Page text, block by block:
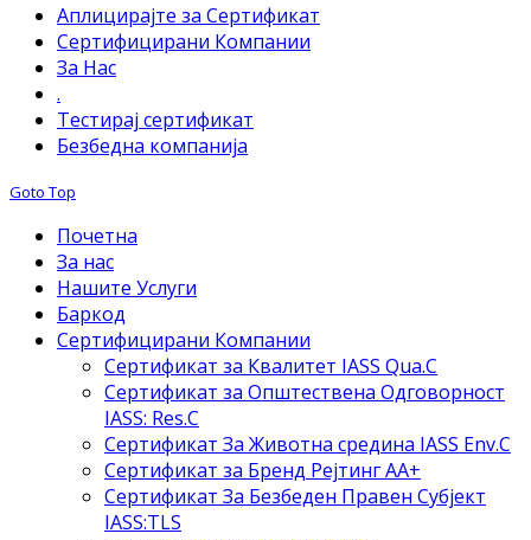
Аплицирајте за Сертификат
Сертифицирани Компании
За Нас
.
Тестирај сертификат
Безбедна компанија
Goto Top
Почетна
За нас
Нашите Услуги
Баркод
Сертифицирани Компании
Сертификат за Квалитет IASS Qua.C
Сертификат за Општествена Одговорност
IASS: Res.C
Сертификат За Животна средина IASS Env.C
Сертификат за Бренд Рејтинг АА+
Сертификат За Безбеден Правен Субјект
IASS:TLS